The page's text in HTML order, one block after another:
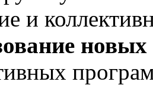
и
новых